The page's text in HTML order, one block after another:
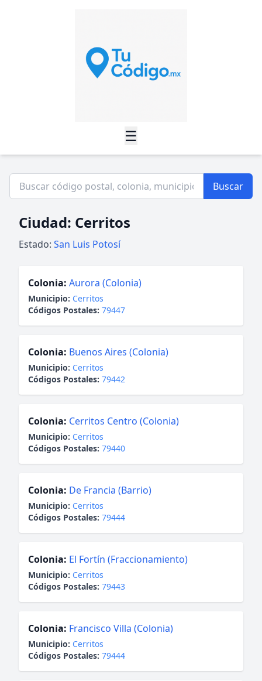
☰
Buscar
Ciudad: Cerritos
Estado: San Luis Potosí
Colonia: Aurora (Colonia)
Municipio: Cerritos
Códigos Postales: 79447
Colonia: Buenos Aires (Colonia)
Municipio: Cerritos
Códigos Postales: 79442
Colonia: Cerritos Centro (Colonia)
Municipio: Cerritos
Códigos Postales: 79440
Colonia: De Francia (Barrio)
Municipio: Cerritos
Códigos Postales: 79444
Colonia: El Fortín (Fraccionamiento)
Municipio: Cerritos
Códigos Postales: 79443
Colonia: Francisco Villa (Colonia)
Municipio: Cerritos
Códigos Postales: 79444